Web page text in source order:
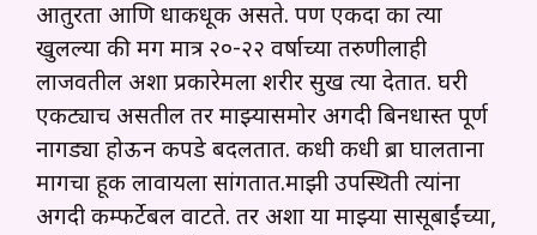
आतुरता आणि धाकधूक असते. पण एकदा का त्या
खुलल्या की मग मात्र २०-२२ वर्षाच्या तरुणीलाही
लाजवतील अशा प्रकारेमला शरीर सुख त्या देतात. घरी
एकट्याच असतील तर माझ्यासमोर अगदी बिनधास्त पूर्ण
नागड्या होऊन कपडे बदलतात. कधी कधी ब्रा घालताना
मागचा हूक लावायला सांगतात.माझी उपस्थिती त्यांना
अगदी कम्फर्टेबल वाटते. तर अशा या माझ्या सासूबाईंच्या,